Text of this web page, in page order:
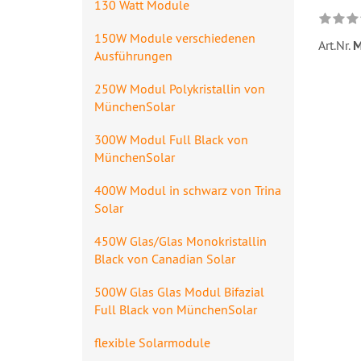
Art.Nr.
130 Watt Module
150W Module verschiedenen
Ausführungen
250W Modul Polykristallin von
MünchenSolar
300W Modul Full Black von
MünchenSolar
400W Modul in schwarz von Trina
Solar
450W Glas/Glas Monokristallin
Black von Canadian Solar
500W Glas Glas Modul Bifazial
Full Black von MünchenSolar
flexible Solarmodule